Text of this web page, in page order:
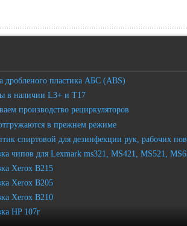
дробленого пластика АБС (ABS)
в наличии L3+ и T17
производство рециркуляторов
в прежнем режиме
спиртовой для дезинфекции рук, рабочих
чипов для Lexmark ms321, MS421, MS521,
Xerox B215
Xerox B205
Xerox B210
HP 107r